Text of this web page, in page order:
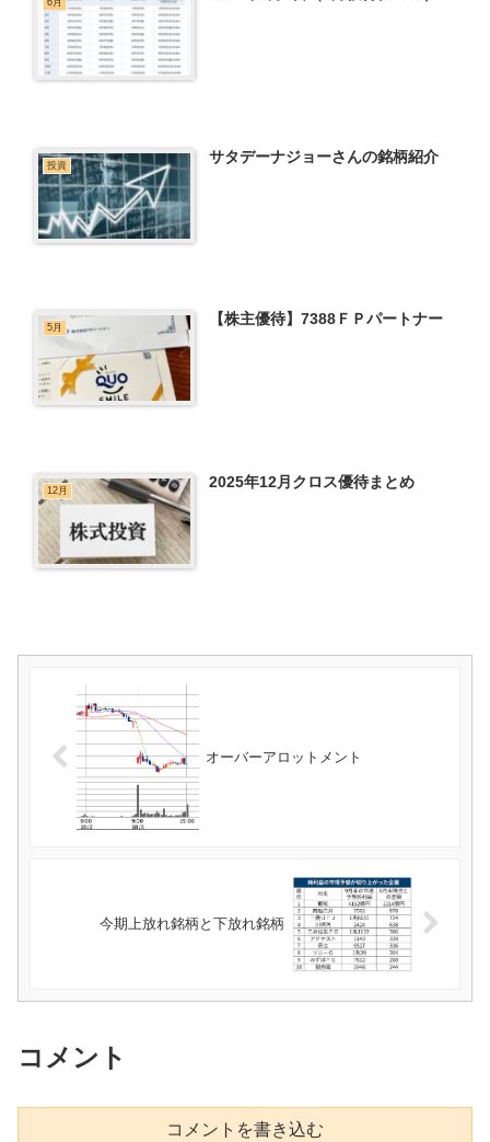
投資 サタデーナジョーさんの銘柄紹介
5月 【株主優待】7388ＦＰパートナー
12月 2025年12月クロス優待まとめ
オーバーアロットメント
今期上放れ銘柄と下放れ銘柄
コメント
コメントを書き込む